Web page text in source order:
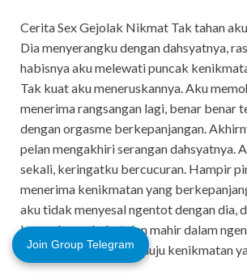
Cerita Sex Gejolak Nikmat Tak tahan
Dia menyerangku dengan dahsyatnya,
habisnya aku melewati puncak
Tak kuat aku meneruskannya. Aku
menerima rangsangan lagi, benar benar
dengan orgasme berkepanjangan.
pelan mengakhiri serangan dahsyatnya.
sekali, keringatku bercucuran. Hampir
menerima kenikmatan yang
aku tidak menyesal ngentot dengan dia,
benar-benar hebat dan mahir dalam
mengolah tubuhku menuju kenikmatan
Join Group Telegram